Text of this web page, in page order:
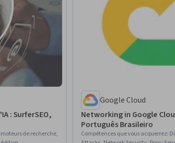
: SurferSEO,
de recherche,
Google Cloud
Networking in Google
Português Brasileiro
Compétences que vous acquerrez: